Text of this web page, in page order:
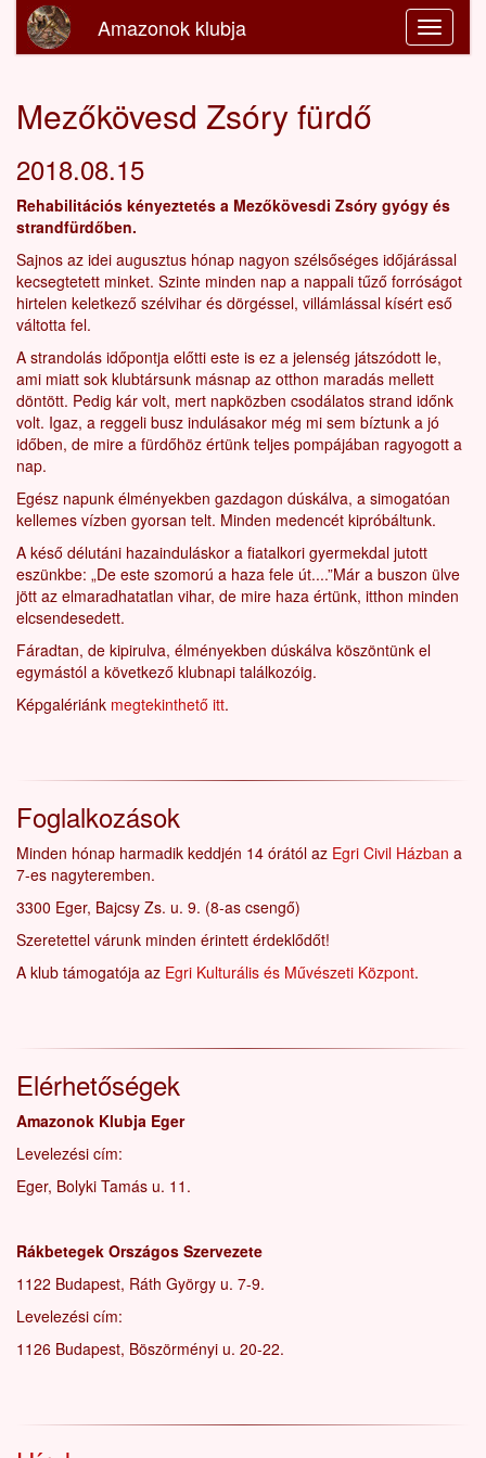
Amazonok klubja
Mezőkövesd Zsóry fürdő
2018.08.15
Rehabilitációs kényeztetés a Mezőkövesdi Zsóry gyógy és
strandfürdőben.
Sajnos az idei augusztus hónap nagyon szélsőséges időjárással
kecsegtetett minket. Szinte minden nap a nappali tűző forróságot
hirtelen keletkező szélvihar és dörgéssel, villámlással kísért eső
váltotta fel.
A strandolás időpontja előtti este is ez a jelenség játszódott le,
ami miatt sok klubtársunk másnap az otthon maradás mellett
döntött. Pedig kár volt, mert napközben csodálatos strand időnk
volt. Igaz, a reggeli busz indulásakor még mi sem bíztunk a jó
időben, de mire a fürdőhöz értünk teljes pompájában ragyogott a
nap.
Egész napunk élményekben gazdagon dúskálva, a simogatóan
kellemes vízben gyorsan telt. Minden medencét kipróbáltunk.
A késő délutáni hazainduláskor a fiatalkori gyermekdal jutott
eszünkbe: „De este szomorú a haza fele út....”Már a buszon ülve
jött az elmaradhatatlan vihar, de mire haza értünk, itthon minden
elcsendesedett.
Fáradtan, de kipirulva, élményekben dúskálva köszöntünk el
egymástól a következő klubnapi találkozóig.
Képgalériánk megtekinthető itt.
Foglalkozások
Minden hónap harmadik keddjén 14 órától az Egri Civil Házban a
7-es nagyteremben.
3300 Eger, Bajcsy Zs. u. 9. (8-as csengő)
Szeretettel várunk minden érintett érdeklődőt!
A klub támogatója az Egri Kulturális és Művészeti Központ.
Elérhetőségek
Amazonok Klubja Eger
Levelezési cím:
Eger, Bolyki Tamás u. 11.
Rákbetegek Országos Szervezete
1122 Budapest, Ráth György u. 7-9.
Levelezési cím:
1126 Budapest, Böszörményi u. 20-22.